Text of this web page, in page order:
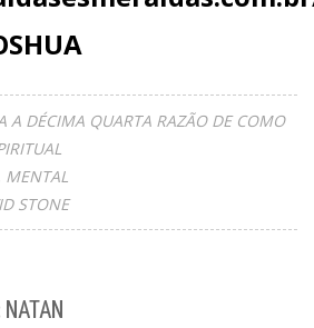
A DÉCIMA QUARTA RAZÃO DE COMO
MENTAL
STONE
NATAN